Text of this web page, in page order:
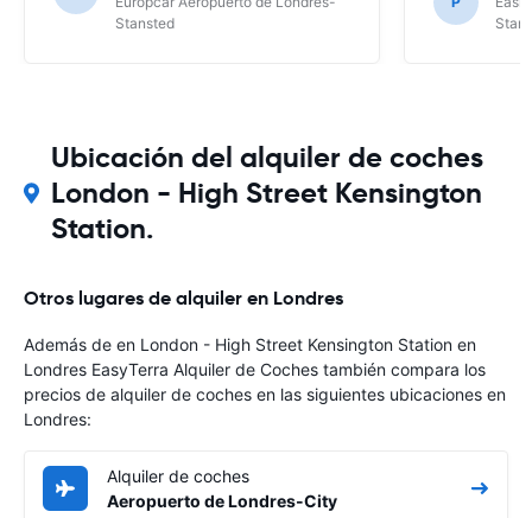
Stansted
Ubicación del alquiler de coches
London - High Street Kensington
Station.
Otros lugares de alquiler en Londres
Además de en London - High Street Kensington Station en
Londres EasyTerra Alquiler de Coches también compara los
precios de alquiler de coches en las siguientes ubicaciones en
Londres:
Alquiler de coches
Aeropuerto de Londres-City